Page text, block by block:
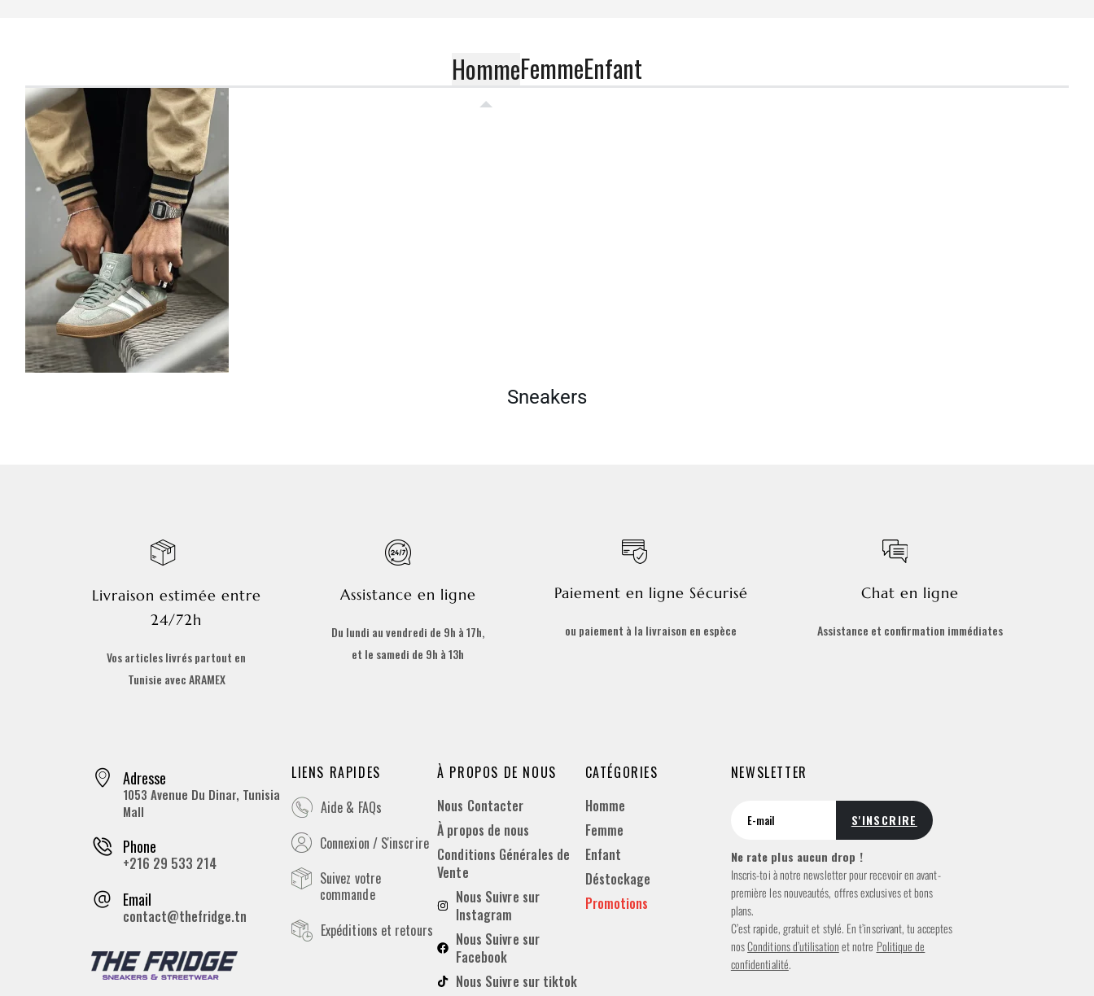
HommeFemmeEnfant
Sneakers
Livraison estimée entre
24/72h
Vos articles livrés partout en
Tunisie avec ARAMEX
Assistance en ligne
Du lundi au vendredi de 9h à 17h,
et le samedi de 9h à 13h
Paiement en ligne Sécurisé
ou paiement à la livraison en espèce
Chat en ligne
Assistance et confirmation immédiates
Adresse
1053 Avenue Du Dinar, Tunisia
Mall
Phone
+216 29 533 214
Email
contact@thefridge.tn
LIENS RAPIDES
Aide & FAQs
Connexion / S'inscrire
Suivez votre
commande
Expéditions et retours
À PROPOS DE NOUS
Nous Contacter
À propos de nous
Conditions Générales de
Vente
Nous Suivre sur
Instagram
Nous Suivre sur
Facebook
Nous Suivre sur tiktok
CATÉGORIES
Homme
Femme
Enfant
Déstockage
Promotions
NEWSLETTER
Ne rate plus aucun drop !
Inscris-toi à notre newsletter pour recevoir en avant-
première les nouveautés, offres exclusives et bons
plans.
C’est rapide, gratuit et stylé. En t’inscrivant, tu acceptes
nosConditions d’utilisationet notre Politique de
confidentialité.